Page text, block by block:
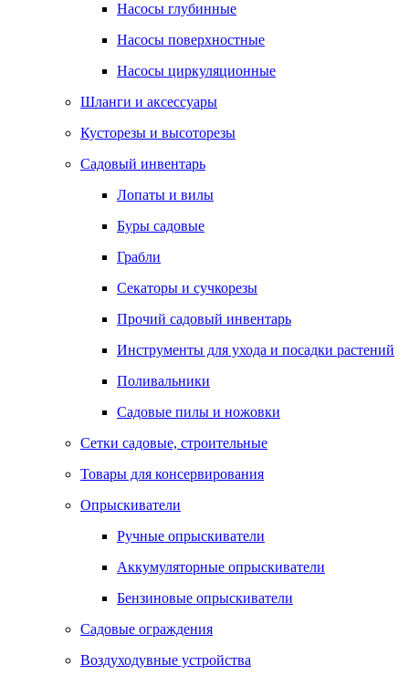
Насосы глубинные
Насосы поверхностные
Насосы циркуляционные
Шланги и аксессуары
Кусторезы и высоторезы
Садовый инвентарь
Лопаты и вилы
Буры садовые
Грабли
Секаторы и сучкорезы
Прочий садовый инвентарь
Инструменты для ухода и посадки растений
Поливальники
Садовые пилы и ножовки
Сетки садовые, строительные
Товары для консервирования
Опрыскиватели
Ручные опрыскиватели
Аккумуляторные опрыскиватели
Бензиновые опрыскиватели
Садовые ограждения
Воздуходувные устройства